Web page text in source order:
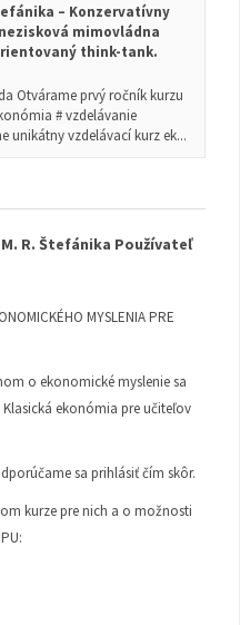
– Konzervatívny
mimovládna
think-tank.
Otvárame prvý ročník kurzu
# vzdelávanie
unikátny vzdelávací kurz ek...
R. Štefánika Používateľ
MYSLENIA PRE
o ekonomické myslenie sa
ekonómia pre učiteľov
sa prihlásiť čím skôr.
kurze pre nich a o možnosti